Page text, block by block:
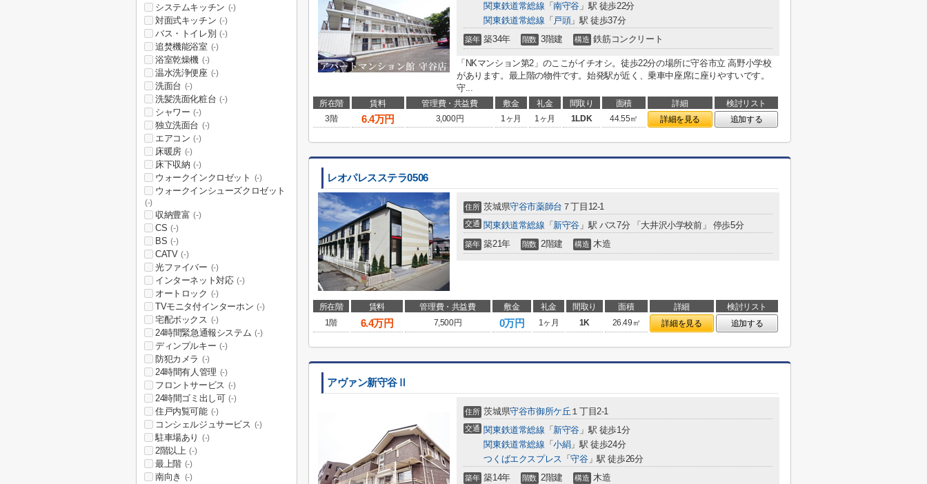
関東鉄道常総線 「南守谷 」駅 徒歩22分
関東鉄道常総線 「 戸頭」駅 徒歩37分
築年 築34年 階数 3階建 構造 鉄筋コンクリート
「NKマンション第2」のここがイチオシ。徒歩22分の場所に守谷市立 高野小学校
があります。最上階の物件です。始発駅が近く、乗車中座席に座りやすいです。
守...
所在階 賃料 管理費・共益費 敷金 礼金 間取り 面積 詳細
検討リスト
3階
6.4万円 3,000円 1ヶ月 1ヶ月 1LDK 44.55㎡ 詳細を見る 追加する
レオパレスステラ0506
住所 茨城県守谷市薬師台 ７丁目12-1
交通 関東鉄道常総線 「 新守谷 」駅 バス7分 「大井沢小学校前」 停歩5分
築年 築21年 階数 2階建 構造 木造
所在階 賃料 管理費・共益費 敷金 礼金 間取り 面積 詳細
検討リスト
1階
6.4万円 7,500円 0万円 1ヶ月 1K 26.49㎡ 詳細を見る 追加する
アヴァン新守谷Ⅱ
住所 茨城県守谷市御所ケ丘 １丁目2-1
交通 関東鉄道常総線 「 新守谷 」駅 徒歩1分
関東鉄道常総線 「小絹」駅 徒歩24分
つくばエクスプレス 「守谷」駅 徒歩26分
築年 築14年 階数 2階建 構造 木造
システムキッチン (-)
対面式キッチン (-)
バス・トイレ別 (-)
追焚機能浴室 (-)
浴室乾燥機 (-)
温水洗浄便座 (-)
洗面台 (-)
洗髪洗面化粧台 (-)
シャワー (-)
独立洗面台 (-)
エアコン (-)
床暖房 (-)
床下収納 (-)
ウォークインクロゼット (-)
ウォークインシューズクロゼット
(-)
収納豊富 (-)
CS (-)
BS (-)
CATV (-)
光ファイバー (-)
インターネット対応 (-)
オートロック (-)
TVモニタ付インターホン (-)
宅配ボックス (-)
24時間緊急通報システム (-)
ディンプルキー (-)
防犯カメラ (-)
24時間有人管理 (-)
フロントサービス (-)
24時間ゴミ出し可 (-)
住戸内覧可能 (-)
コンシェルジュサービス (-)
駐車場あり (-)
2階以上 (-)
最上階 (-)
南向き (-)